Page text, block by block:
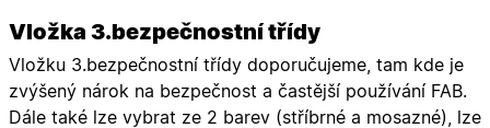
Vložka 3.bezpečnostní třídy
Vložku 3.bezpečnostní třídy doporučujeme, tam kde je
zvýšený nárok na bezpečnost a častější používání FAB.
Dále také lze vybrat ze 2 barev (stříbrné a mosazné), lze
Marketingové
cookies
Funkční cookies